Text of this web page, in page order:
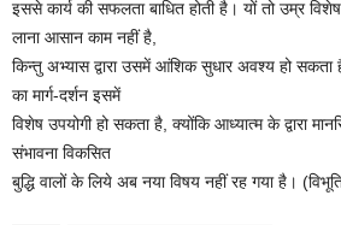
इससे कार्य की सफलता बाधित होती है। यों तो उम्र
लाना आसान काम नहीं है,
किन्तु अभ्यास द्वारा उसमें आंशिक सुधार अवश्य हो
का मार्ग-दर्शन इसमें
विशेष उपयोगी हो सकता है, क्योंकि आध्यात्म के द्वारा
संभावना विकसित
बुद्धि वालों के लिये अब नया विषय नहीं रह गया है।